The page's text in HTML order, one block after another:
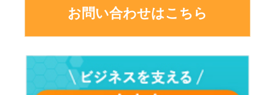
お問い合わせはこちら